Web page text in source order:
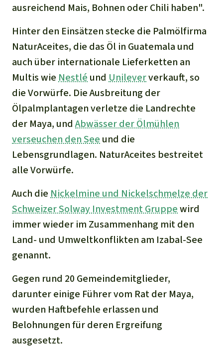
ausreichend Mais, Bohnen oder Chili haben".
Hinter den Einsätzen stecke die Palmölfirma
NaturAceites, die das Öl in Guatemala und
auch über internationale Lieferketten an
Multis wie Nestlé und Unileververkauft, so
die Vorwürfe. Die Ausbreitung der
Ölpalmplantagen verletze die Landrechte
der Maya, undAbwässer der Ölmühlen
verseuchen den See und die
Lebensgrundlagen. NaturAceites bestreitet
alle Vorwürfe.
Auch die Nickelmine und Nickelschmelze der
Schweizer Solway Investment Gruppewird
immer wieder im Zusammenhang mit den
Land- und Umweltkonflikten am Izabal-See
genannt.
Gegen rund 20 Gemeindemitglieder,
darunter einige Führer vom Rat der Maya,
wurden Haftbefehle erlassen und
Belohnungen für deren Ergreifung
ausgesetzt.